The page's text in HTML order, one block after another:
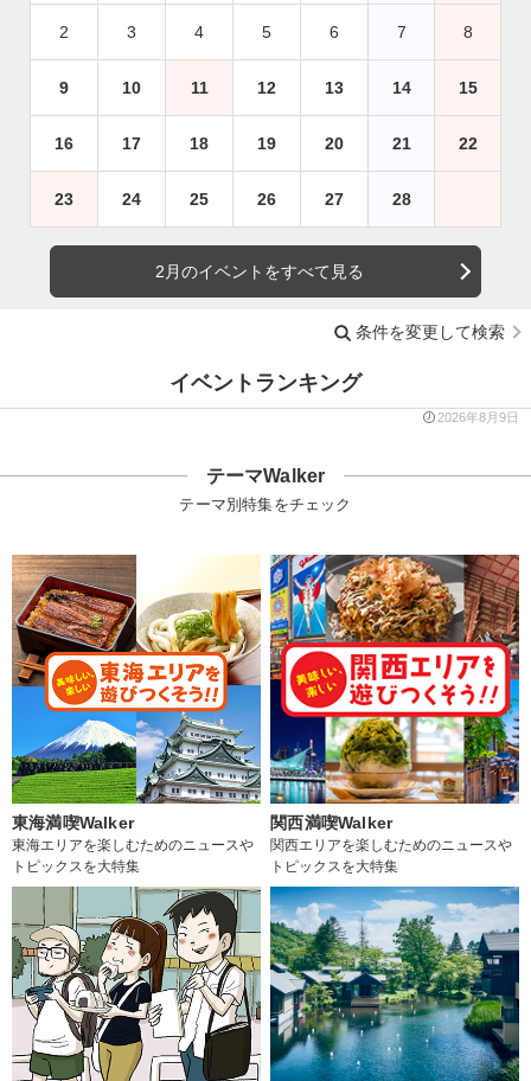
2 3 4 5 6 7 8
9 10 11 12 13 14 15
16 17 18 19 20 21 22
23 24 25 26 27 28
2月のイベントをすべて見る
条件を変更して検索
イベントランキング
2026年8月9日
テーマWalker
テーマ別特集をチェック
東海満喫Walker
東海エリアを楽しむためのニュースや
トピックスを大特集
関西満喫Walker
関西エリアを楽しむためのニュースや
トピックスを大特集